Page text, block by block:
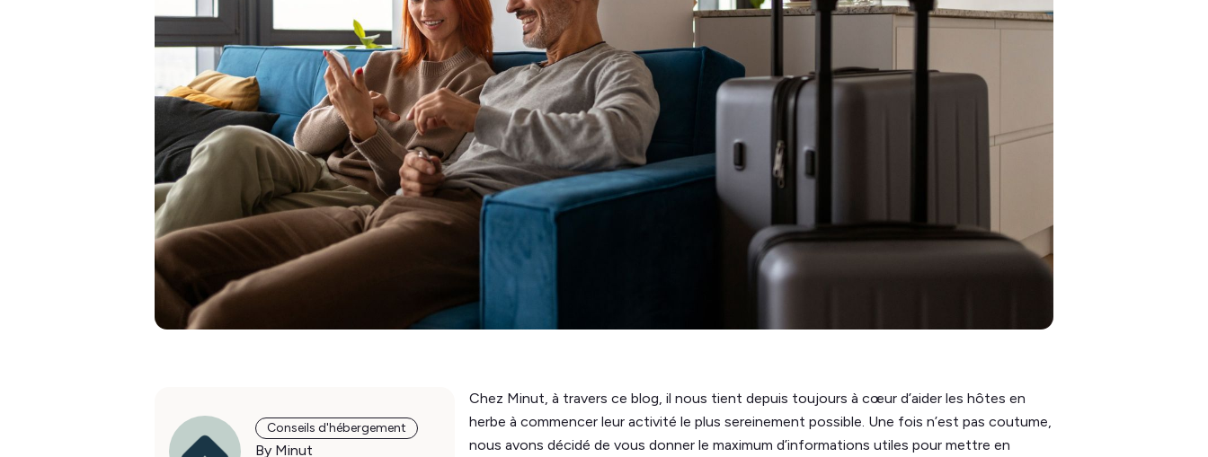
Conseils d'hébergement
By Minut
Chez Minut, à travers ce blog, il nous tient depuis toujours à cœur d’aider les hôtes en
herbe à commencer leur activité le plus sereinement possible. Une fois n’est pas coutume,
nous avons décidé de vous donner le maximum d’informations utiles pour mettre en